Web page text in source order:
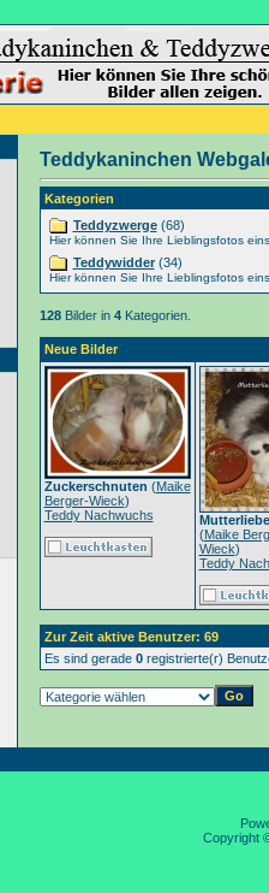
Teddykaninchen
Kategorien
Teddyzwerge(68)
Hier können Sie Ihre Lieblingsfotos
Teddywidder(34)
Hier können Sie Ihre Lieblingsfotos
128Bilder in 4Kategorien.
Neue Bilder
Zuckerschnuten (Maike
Berger-Wieck)
Teddy Nachwuchs
Mutterliebe
(Maike
Wieck)
Teddy
Zur Zeit aktive Benutzer: 69
Es sind gerade 0registrierte(r)
Copyright